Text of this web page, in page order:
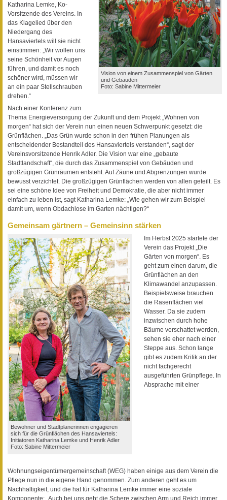
Vision von einem Zusammenspiel von Gärten
und Gebäuden
Foto: Sabine Mittermeier
Katharina Lemke, Ko-
Vorsitzende des Vereins. In
das Klagelied über den
Niedergang des
Hansaviertels will sie nicht
einstimmen: „Wir wollen uns
seine Schönheit vor Augen
führen, und damit es noch
schöner wird, müssen wir
an ein paar Stellschrauben
drehen.“
Nach einer Konferenz zum
Thema Energieversorgung der Zukunft und dem Projekt „Wohnen von
morgen“ hat sich der Verein nun einen neuen Schwerpunkt gesetzt: die
Grünflächen. „Das Grün wurde schon in den frühen Planungen als
entscheidender Bestandteil des Hansaviertels verstanden“, sagt der
Vereinsvorsitzende Henrik Adler. Die Vision war eine „gebaute
Stadtlandschaft“, die durch das Zusammenspiel von Gebäuden und
großzügigen Grünräumen entsteht. Auf Zäune und Abgrenzungen wurde
bewusst verzichtet. Die großzügigen Grünflächen werden von allen geteilt. Es
sei eine schöne Idee von Freiheit und Demokratie, die aber nicht immer
einfach zu leben ist, sagt Katharina Lemke: „Wie gehen wir zum Beispiel
damit um, wenn Obdachlose im Garten nächtigen?“
Gemeinsam gärtnern – Gemeinsinn stärken
Bewohner und Stadtplanerinnen engagieren
sich für die Grünflächen des Hansaviertels:
Initiatoren Katharina Lemke und Henrik Adler
Foto: Sabine Mittermeier
Im Herbst 2025 startete der
Verein das Projekt „Die
Gärten von morgen“. Es
geht zum einen darum, die
Grünflächen an den
Klimawandel anzupassen.
Beispielsweise brauchen
die Rasenflächen viel
Wasser. Da sie zudem
inzwischen durch hohe
Bäume verschattet werden,
sehen sie eher nach einer
Steppe aus. Schon lange
gibt es zudem Kritik an der
nicht fachgerecht
ausgeführten Grünpflege. In
Absprache mit einer
Wohnungseigentümergemeinschaft (WEG) haben einige aus dem Verein die
Pflege nun in die eigene Hand genommen. Zum anderen geht es um
Nachhaltigkeit, und die hat für Katharina Lemke immer eine soziale
Komponente: „Auch bei uns geht die Schere zwischen Arm und Reich immer